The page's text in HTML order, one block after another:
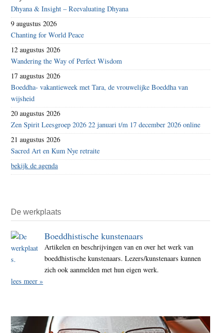
Dhyana & Insight – Reevaluating Dhyana
9 augustus 2026
Chanting for World Peace
12 augustus 2026
Wandering the Way of Perfect Wisdom
17 augustus 2026
Boeddha- vakantieweek met Tara, de vrouwelijke Boeddha van
wijsheid
20 augustus 2026
Zen Spirit Leesgroep 2026 22 januari t/m 17 december 2026 online
21 augustus 2026
Sacred Art en Kum Nye retraite
bekijk de agenda
De werkplaats
Boeddhistische kunstenaars
Artikelen en beschrijvingen van en over het werk van
boeddhistische kunstenaars. Lezers/kunstenaars kunnen
zich ook aanmelden met hun eigen werk.
lees meer »